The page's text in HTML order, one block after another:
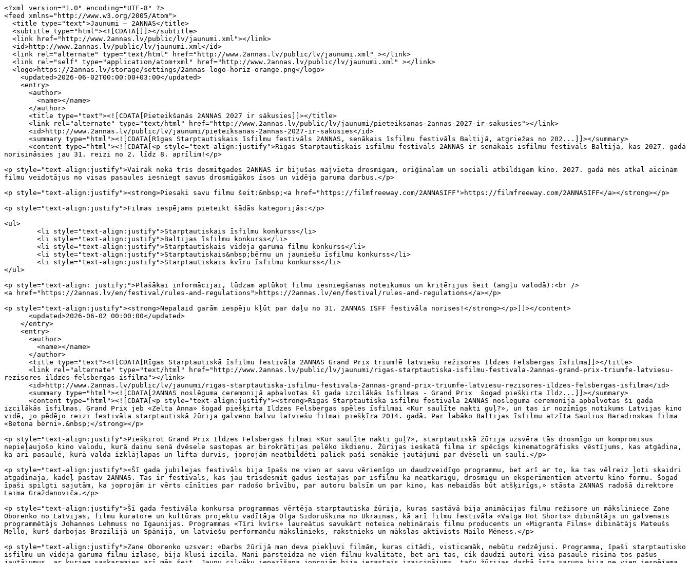
<?xml version="1.0" encoding="UTF-8" ?>
<feed xmlns="http://www.w3.org/2005/Atom">
  <title type="text">Jaunumi – 2ANNAS</title>
  <subtitle type="html"><![CDATA[]]></subtitle>
  <link href="http://www.2annas.lv/public/lv/jaunumi.xml"></link>
  <id>http://www.2annas.lv/public/lv/jaunumi.xml</id>
  <link rel="alternate" type="text/html" href="http://www.2annas.lv/public/lv/jaunumi.xml" ></link>
  <link rel="self" type="application/atom+xml" href="http://www.2annas.lv/public/lv/jaunumi.xml" ></link>
  <logo>https://2annas.lv/storage/settings/2annas-logo-horiz-orange.png</logo>
    <updated>2026-06-02T00:00:00+03:00</updated>
    <entry>
      <author>
        <name></name>
      </author>
      <title type="text"><![CDATA[Pieteikšanās 2ANNAS 2027 ir sākusies]]></title>
      <link rel="alternate" type="text/html" href="http://www.2annas.lv/public/lv/jaunumi/pieteiksanas-2annas-2027-ir-sakusies"></link>
      <id>http://www.2annas.lv/public/lv/jaunumi/pieteiksanas-2annas-2027-ir-sakusies</id>
      <summary type="html"><![CDATA[Rīgas Starptautiskais īsfilmu festivāls 2ANNAS, senākais īsfilmu festivāls Baltijā, atgriežas no 202...]]></summary>
      <content type="html"><![CDATA[<p style="text-align:justify">Rīgas Starptautiskais īsfilmu festivāls 2ANNAS ir senākais īsfilmu festivāls Baltijā, kas 2027. gadā norisināsies jau 31. reizi no 2. līdz 8. aprīlim!</p>

<p style="text-align:justify">Vairāk nekā trīs desmitgades 2ANNAS ir bijušas mājvieta drosmīgam, oriģinālam un sociāli atbildīgam kino. 2027. gadā mēs atkal aicinām filmu veidotājus no visas pasaules iesniegt savus drosmīgākos īsos un vidēja garuma darbus.</p>

<p style="text-align:justify"><strong>Piesaki savu filmu šeit:&nbsp;<a href="https://filmfreeway.com/2ANNASIFF">https://filmfreeway.com/2ANNASIFF</a></strong></p>

<p style="text-align:justify">Filmas iespējams pieteikt šādās kategorijās:</p>

<ul>
	<li style="text-align:justify">Starptautiskais īsfilmu konkurss</li>
	<li style="text-align:justify">Baltijas īsfilmu konkurss</li>
	<li style="text-align:justify">Starptautiskais vidēja garuma filmu konkurss</li>
	<li style="text-align:justify">Starptautiskais&nbsp;bērnu un jauniešu īsfilmu konkurss</li>
	<li style="text-align:justify">Starptautiskais kvīru īsfilmu konkurss</li>
</ul>

<p style="text-align: justify;">Plašākai informācijai, lūdzam aplūkot filmu iesniegšanas noteikumus un kritērijus šeit (angļu valodā):<br />
<a href="https://2annas.lv/en/festival/rules-and-regulations">https://2annas.lv/en/festival/rules-and-regulations</a></p>

<p style="text-align:justify"><strong>Nepalaid garām iespēju kļūt par daļu no 31. 2ANNAS ISFF festivāla norises!</strong></p>]]></content>
      <updated>2026-06-02 00:00:00</updated>
    </entry>
    <entry>
      <author>
        <name></name>
      </author>
      <title type="text"><![CDATA[Rīgas Starptautiskā īsfilmu festivāla 2ANNAS Grand Prix triumfē latviešu režisores Ildzes Felsbergas īsfilma]]></title>
      <link rel="alternate" type="text/html" href="http://www.2annas.lv/public/lv/jaunumi/rigas-starptautiska-isfilmu-festivala-2annas-grand-prix-triumfe-latviesu-rezisores-ildzes-felsbergas-isfilma"></link>
      <id>http://www.2annas.lv/public/lv/jaunumi/rigas-starptautiska-isfilmu-festivala-2annas-grand-prix-triumfe-latviesu-rezisores-ildzes-felsbergas-isfilma</id>
      <summary type="html"><![CDATA[2ANNAS noslēguma ceremonijā apbalvotas šī gada izcilākās īsfilmas - Grand Prix  šogad piešķirta Ildz...]]></summary>
      <content type="html"><![CDATA[<p style="text-align:justify"><strong>Rīgas Starptautiskā īsfilmu festivāla 2ANNAS noslēguma ceremonijā apbalvotas šī gada izcilākās īsfilmas. Grand Prix jeb «Zelta Anna» šogad piešķirta Ildzes Felsbergas spēles īsfilmai «Kur saulīte nakti guļ?», un tas ir nozīmīgs notikums Latvijas kino vidē, jo pēdējo reizi festivāla starptautiskā žūrija galveno balvu latviešu filmai piešķīra 2014. gadā. Par labāko Baltijas īsfilmu atzīta Saulius Baradinskas filma «Betona bērni».&nbsp;</strong></p>

<p style="text-align:justify">Piešķirot Grand Prix Ildzes Felsbergas filmai «Kur saulīte nakti guļ?», starptautiskā žūrija uzsvēra tās drosmīgo un kompromisus nepieļaujošo kino valodu, kurā dainu senā dvēsele sastopas ar birokrātijas pelēko ikdienu. Žūrijas ieskatā filma ir spēcīgs kinematogrāfisks vēstījums, kas atgādina, ka arī pasaulē, kurā valda izklājlapas un lifta durvis, joprojām neatbildēti paliek paši senākie jautājumi par dvēseli un sauli.</p>

<p style="text-align:justify">«Šī gada jubilejas festivāls bija īpašs ne vien ar savu vērienīgo un daudzveidīgo programmu, bet arī ar to, ka tas vēlreiz ļoti skaidri atgādināja, kādēļ pastāv 2ANNAS. Tas ir festivāls, kas jau trīsdesmit gadus iestājas par īsfilmu kā neatkarīgu, drosmīgu un eksperimentiem atvērtu kino formu. Šogad īpaši spilgti sajutām, ka joprojām ir vērts cīnīties par radošo brīvību, par autoru balsīm un par kino, kas nebaidās būt atšķirīgs,» stāsta 2ANNAS radošā direktore Laima Graždanoviča.</p>

<p style="text-align:justify">Šī gada festivāla konkursa programmas vērtēja starptautiska žūrija, kuras sastāvā bija animācijas filmu režisore un māksliniece Zane Oborenko no Latvijas, filmu kuratore un kultūras projektu vadītāja Olga Sidoruškina no Ukrainas, kā arī filmu festivāla «Valga Hot Shorts» dibinātājs un galvenais programmētājs Johannes Lehmuss no Igaunijas. Programmas «Tīri kvīrs» laureātus savukārt noteica nebinārais filmu producents un «Migranta Films» dibinātājs Mateušs Mello, kurš darbojas Brazīlijā un Spānijā, un latviešu performanču mākslinieks, rakstnieks un mākslas aktīvists Mailo Mēness.</p>

<p style="text-align:justify">Zane Oborenko uzsver: «Darbs žūrijā man deva piekļuvi filmām, kuras citādi, visticamāk, nebūtu redzējusi. Programma, īpaši starptautisko īsfilmu un vidēja garuma filmu izlase, bija klusi izcila. Mani pārsteidza ne vien filmu kvalitāte, bet arī tas, cik daudzi autori visā pasaulē risina tos pašus jautājumus, ar kuriem saskaramies arī mēs šeit. Jaunu cilvēku iepazīšana joprojām bija ierastais izaicinājums, taču žūrijas darbā īsta saruna bija ne vien iespējama, bet arī ļoti nozīmīga.»</p>

<p style="text-align:justify">Savukārt Johannes Lehmuss atzīst: «Šīs dienas Rīgā, skatoties starptautiskās īsfilmas festivālā 2ANNAS, man bija ļoti vērtīgas gan profesionāli, kā kuratoram, pateicoties lieliskajai filmu izlasei, gan personīgi, pateicoties sirsnīgajiem un atsaucīgajiem cilvēkiem, kuri veidoja patiesi skaistu un godīgu festivāla atmosfēru. Īpašs paldies arī Kaņepes Kultūras centram, kā brīnišķīgai festivāla satikšanās vietai ar lielisku ēdienu, labu kafiju un jaukiem cilvēkiem. 2ANNAS noteikti varu ieteikt ikvienam, kam rūp māksla un kultūra un kurš vēlas dot iespēju īsfilmai.»</p>

<p>&nbsp;</p>

<p style="text-align:justify"><strong>30. Rīgas Starptautiskā īsfilmu festivāla 2ANNAS balvu ieguvēji</strong></p>

<p style="text-align:justify">Šī gada laureāti līdztekus festivāla balvām saņēma arī Failiem.lv sarūpētas balvas, kas būs vērtīgs atbalsts viņu turpmākajā profesionālajā darbībā.</p>

<p style="text-align:justify"><strong>Grand Prix, kā arī 1000 eiro naudas balva no </strong><a href="http://failiem.lv" style="text-decoration:none"><strong>Failiem.lv</strong></a><strong> ieguvēja </strong>– «Kur saulīte nakti guļ?» (rež. Ildze Felsberga, Latvija). Filma par pelēcīgas biroju ēkas darbiniekiem, kuri, mēģinot pārvarēt arvien pieaugošos izaicinājumus, pievēršas rituāliem.</p>

<p style="text-align:justify"><strong>Labākā Baltijas īsfilma, «Ģipša Anna» ieguvēja, kā arī 3000 eiro pēcapstrādes atbalsts no BBPostHouse/BBrental un Jauno kritiķu balvas ieguvēja </strong>– «Betona bērni» (rež. Saulius Baradinskas, Lietuva). Filma par bērniem, kuri Lietuvā uzauga padomju blokmāju pagalmos un, nesaņēmuši vecāku uzmanību un mīlestību, katru dienu cīnījās par izdzīvošanu vardarbības pilnajā ielu vidē.</p>

<p style="text-align:justify"><strong>Labākā vidēja garuma filma, «Ģipša Anna» ieguvēja </strong>– «Būt Mikolajam» (rež. Aurelia Frydrych-Zdanowska, Polija). Pieaugšanas stāsts par Mikolaju, kurš sācis cīņu par savu nākotni, bet, lai uzvarētu, viņam vispirms jānogludina attiecības ar tēvu.</p>

<p style="text-align:justify"><strong>Labākā animācijas īsfilma, «Ģipša Anna» ieguvēja </strong>– «Kijivas torte» (rež.&nbsp; Mykyta Lyskov, Ukraina/Igaunija). Stāsts par ģimeni Ukrainā, kas cenšas izdzīvot krīzes un kara draudu apstākļos, kad līdz ar ikdienas grūtībām parādās arī jaunas briesmas.</p>

<p style="text-align:justify"><strong>Labākā spēles īsfilma, «Ģipša Anna» ieguvēja </strong>– «Neviens nerej» (rež. Júlia Coldwell Serra, Spānija). Kandelas dzīve mazpilsētā ir vienmuļa, līdz pilsētas svētku laikā viņa nejauši sabrauc māsas dēla suni un izlemj par to klusēt.</p>

<p style="text-align:justify"><strong>Labākā dokumentālā īsfilma, «Ģipša Anna» ieguvēja</strong> – «Grēksūdze» (rež. Rebeka Bizubová, Slovākija). Filma atklāti runā par seksuālu vardarbību baznīcā, ko piedzīvojusi arī pati režisore, meklējot atbildes uz jautājumiem par traumu, atmiņu un drosmi runāt.</p>

<p style="text-align:justify"><strong>Labākā eksperimentālā filma, «Ģipša Anna» ieguvēja </strong>– «Čau, Koki» (rež. Quenton Miller, Nīderlande). Neparasta kinobiogrāfija par Tito uzticamo papagaili Koki, kas caur līdz šim nepublicētiem arhīva materiāliem atdzīvina iesprostotas atmiņas un vēstures absurdumu.</p>

<p><strong>Žūrijas īpašā atzinība</strong></p>

<ul>
	<li>«Neesmu droša» (rež. Luisa Zürcher, Šveice). Ieskats laikā, ko režisore pavada slimnīcā, sadzīvojot ar sāpēm, ilgošanos pēc mājām, ķermeņa atsvešinājumu un vienlaikus arī absurdiem, negaidīti gaišiem brīžiem.</li>
	<li>«Vienlīdzīgie putekļi» (rež. Jani Peltonen, Somija). NATO kodolkara mācības, viens nepārtraukts sekojošs kadrs un Somijas Eirovīzijas pieteikumi savienojas neparastā stāstā par kādu vakaru 1983. gada Helsinkos.</li>
	<li>«Pilsonis-ieslodzītais» (rež. Hesam Eslami, Irāna). Filma par dzīvi Teherānā visaptverošas uzraudzības apstākļos, pievēršoti